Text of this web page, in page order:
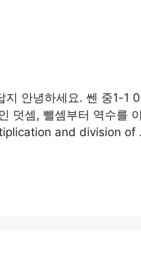
안녕하세요. 쎈 중1-1
덧셈, 뺄셈부터 역수를
and division of